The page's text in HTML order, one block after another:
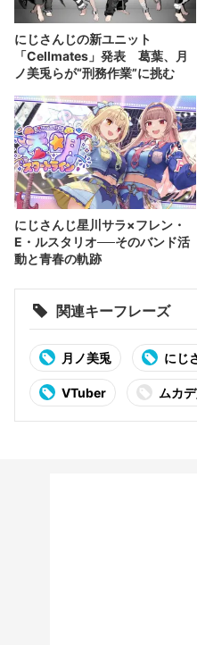
にじさんじの新ユニット
「Cellmates」発表 葛葉、月
ノ美兎らが“刑務作業”に挑む
にじさんじ星川サラ×フレン・
E・ルスタリオ──そのバンド活
動と青春の軌跡
関連キーフレーズ
月ノ美兎 にじ
VTuber ムカ